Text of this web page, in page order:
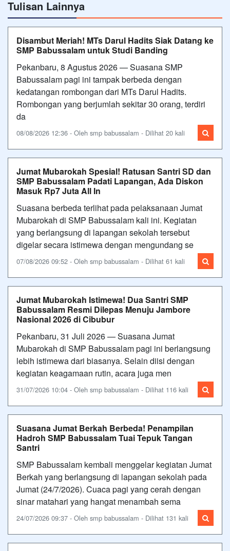
Tulisan Lainnya
Disambut Meriah! MTs Darul Hadits Siak Datang ke
SMP Babussalam untuk Studi Banding
Pekanbaru, 8 Agustus 2026 — Suasana SMP
Babussalam pagi ini tampak berbeda dengan
kedatangan rombongan dari MTs Darul Hadits.
Rombongan yang berjumlah sekitar 30 orang, terdiri
da
08/08/2026 12:36 - Oleh smp babussalam - Dilihat 20 kali
Jumat Mubarokah Spesial! Ratusan Santri SD dan
SMP Babussalam Padati Lapangan, Ada Diskon
Masuk Rp7 Juta All In
Suasana berbeda terlihat pada pelaksanaan Jumat
Mubarokah di SMP Babussalam kali ini. Kegiatan
yang berlangsung di lapangan sekolah tersebut
digelar secara istimewa dengan mengundang se
07/08/2026 09:52 - Oleh smp babussalam - Dilihat 61 kali
Jumat Mubarokah Istimewa! Dua Santri SMP
Babussalam Resmi Dilepas Menuju Jambore
Nasional 2026 di Cibubur
Pekanbaru, 31 Juli 2026 — Suasana Jumat
Mubarokah di SMP Babussalam pagi ini berlangsung
lebih istimewa dari biasanya. Selain diisi dengan
kegiatan keagamaan rutin, acara juga men
31/07/2026 10:04 - Oleh smp babussalam - Dilihat 116 kali
Suasana Jumat Berkah Berbeda! Penampilan
Hadroh SMP Babussalam Tuai Tepuk Tangan
Santri
SMP Babussalam kembali menggelar kegiatan Jumat
Berkah yang berlangsung di lapangan sekolah pada
Jumat (24/7/2026). Cuaca pagi yang cerah dengan
sinar matahari yang hangat menambah sema
24/07/2026 09:37 - Oleh smp babussalam - Dilihat 131 kali